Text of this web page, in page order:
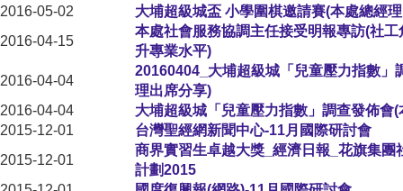
2016-05-02
大埔超級城盃 小學圍棋邀請賽(本處總經
2016-04-15
本處社會服務協調主任接受明報專訪(社
升專業水平)
2016-04-04
20160404_大埔超級城「兒童壓力指數」
理出席分享)
2016-04-04
大埔超級城「兒童壓力指數」調查發佈會
2015-12-01
台灣聖經網新聞中心-11月國際研討會
2015-12-01
商界實習生卓越大獎_經濟日報_花旗集團
計劃2015